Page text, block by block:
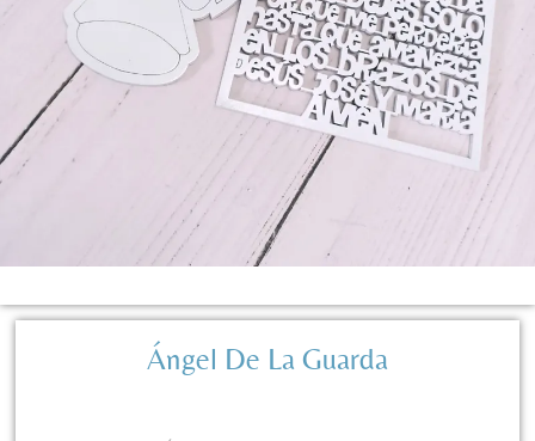
Ángel De La Guarda